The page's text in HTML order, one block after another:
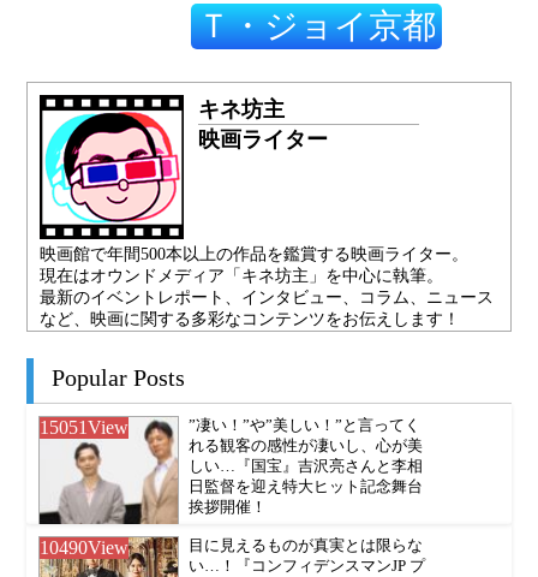
Ｔ・ジョイ京都
キネ坊主
映画ライター
映画館で年間500本以上の作品を鑑賞する映画ライター。
現在はオウンドメディア「キネ坊主」を中心に執筆。
最新のイベントレポート、インタビュー、コラム、ニュース
など、映画に関する多彩なコンテンツをお伝えします！
Popular Posts
15051View
”凄い！”や”美しい！”と言ってく
れる観客の感性が凄いし、心が美
しい…『国宝』吉沢亮さんと李相
日監督を迎え特大ヒット記念舞台
挨拶開催！
10490View
目に見えるものが真実とは限らな
い…！『コンフィデンスマンJP プ